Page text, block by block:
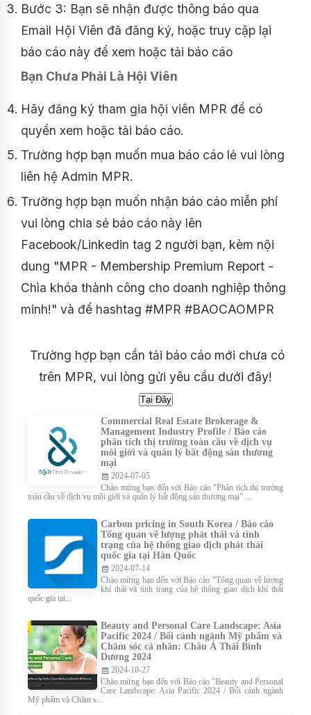
Bước 3: Bạn sẽ nhận được thông báo qua
Email Hội Viên đã đăng ký, hoặc truy cập lại
báo cáo này để xem hoặc tải báo cáo
Bạn Chưa Phải Là Hội Viên
Hãy đăng ký tham gia hội viên MPR để có
quyền xem hoặc tải báo cáo.
Trường hợp bạn muốn mua báo cáo lẻ vui lòng
liên hệ Admin MPR.
Trường hợp bạn muốn nhận báo cáo miễn phí
vui lòng chia sẻ báo cáo này lên
Facebook/Linkedin tag 2 người bạn, kèm nội
dung "MPR - Membership Premium Report -
Chìa khóa thành công cho doanh nghiệp thông
minh!" và để hashtag #MPR #BAOCAOMPR
Trường hợp bạn cần tải báo cáo mới chưa có
trên MPR, vui lòng gửi yêu cầu dưới đây!
Commercial Real Estate Brokerage &
Management Industry Profile / Báo cáo
phân tích thị trường toàn cầu về dịch vụ
môi giới và quản lý bất động sản thương
mại
2024-07-05
Chào mừng bạn đến với Báo cáo "Phân tích thị trường
toàn cầu về dịch vụ môi giới và quản lý bất động sản thương mại" ...
Carbon pricing in South Korea / Báo cáo
Tổng quan về lượng phát thải và tình
trạng của hệ thống giao dịch phát thải
quốc gia tại Hàn Quốc
2024-07-14
Chào mừng bạn đến với Báo cáo "Tổng quan về lượng
khí thải và tình trạng của hệ thống giao dịch khí thải
quốc gia tại...
Beauty and Personal Care Landscape: Asia
Pacific 2024 / Bối cảnh ngành Mỹ phẩm và
Chăm sóc cá nhân: Châu Á Thái Bình
Dương 2024
2024-10-27
Chào mừng bạn đến với Báo cáo "Beauty and Personal
Care Landscape: Asia Pacific 2024 / Bối cảnh ngành
Mỹ phẩm và Chăm s...